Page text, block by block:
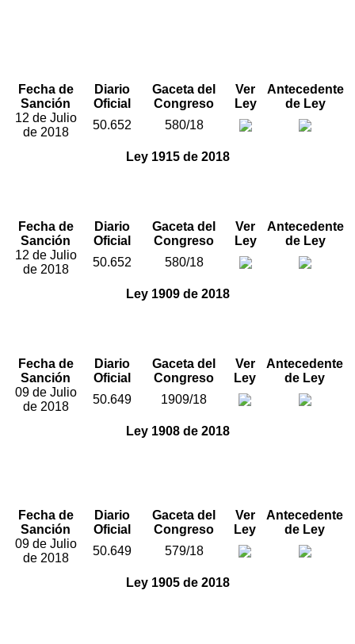
Fecha de
Sanción
Diario
Oficial
Gaceta del
Congreso
Ver
Ley
Antecedente
de Ley
12 de Julio
de 2018
50.652 580/18
Ley 1915 de 2018
Fecha de
Sanción
Diario
Oficial
Gaceta del
Congreso
Ver
Ley
Antecedente
de Ley
12 de Julio
de 2018
50.652 580/18
Ley 1909 de 2018
Fecha de
Sanción
Diario
Oficial
Gaceta del
Congreso
Ver
Ley
Antecedente
de Ley
09 de Julio
de 2018
50.649 1909/18
Ley 1908 de 2018
Fecha de
Sanción
Diario
Oficial
Gaceta del
Congreso
Ver
Ley
Antecedente
de Ley
09 de Julio
de 2018
50.649 579/18
Ley 1905 de 2018